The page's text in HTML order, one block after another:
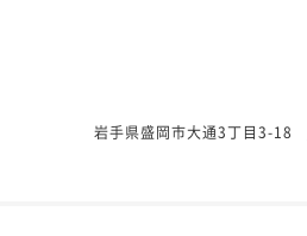
岩手県盛岡市大通3丁目3-18